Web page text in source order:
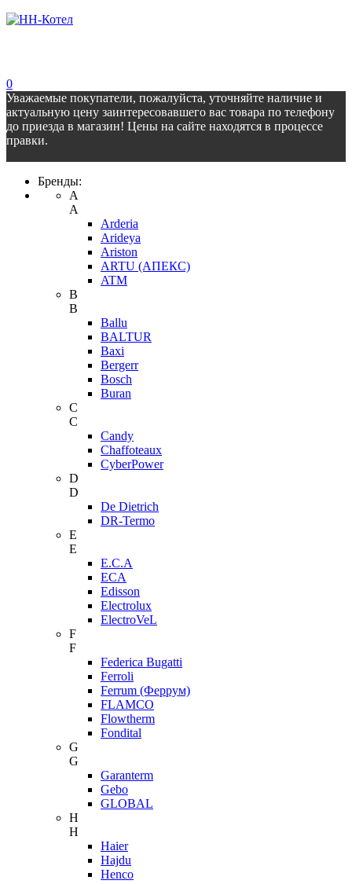
0
Уважаемые покупатели, пожалуйста, уточняйте наличие и
актуальную цену заинтересовавшего вас товара по телефону
до приезда в магазин! Цены на сайте находятся в процессе
правки.
Бренды:
A
A
Arderia
Arideya
Ariston
ARTU (АПЕКС)
ATM
B
B
Ballu
BALTUR
Baxi
Bergerr
Bosch
Buran
C
C
Candy
Chaffoteaux
CyberPower
D
D
De Dietrich
DR-Termo
E
E
E.C.A
ECA
Edisson
Electrolux
ElectroVeL
F
F
Federica Bugatti
Ferroli
Ferrum (Феррум)
FLAMCO
Flowtherm
Fondital
G
G
Garanterm
Gebo
GLOBAL
H
H
Haier
Hajdu
Henco